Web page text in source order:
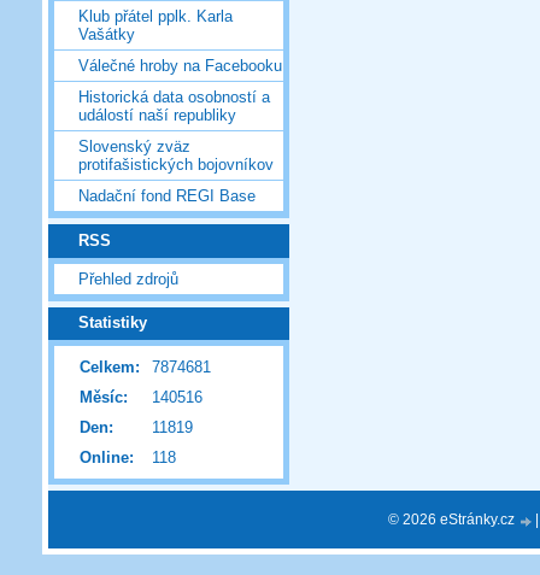
Klub přátel pplk. Karla
Vašátky
Válečné hroby na Facebooku
Historická data osobností a
událostí naší republiky
Slovenský zväz
protifašistických bojovníkov
Nadační fond REGI Base
RSS
Přehled zdrojů
Statistiky
Online: 118
Celkem:
7874681
Měsíc:
140516
Den:
11819
© 2026 eStránky.cz